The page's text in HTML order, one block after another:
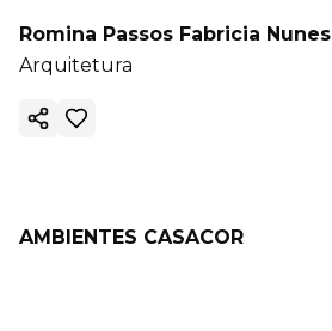
Romina Passos Fabricia Nunes
Arquitetura
Copiar link
AMBIENTES CASACOR